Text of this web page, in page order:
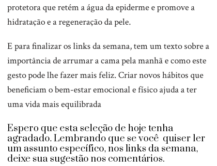
protetora que retém a água da epiderme e promove a
hidratação e a regeneração da pele.
E para finalizar os links da semana, tem um texto sobre a
importância de arrumar a cama pela manhã e como este
gesto pode lhe fazer mais feliz. Criar novos hábitos que
beneficiam o bem-estar emocional e físico ajuda a ter
uma vida mais equilibrada
Espero que esta seleção de hoje tenha
agradado. Lembrando que se você quiser ler
um assunto específico, nos links da semana,
deixe sua sugestão nos comentários.